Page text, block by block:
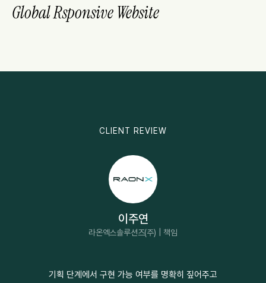
Global Rsponsive Website
CLIENT REVIEW
이주연
라온엑스솔루션즈(주) | 책임
기획 단계에서 구현 가능 여부를 명확히 짚어주고